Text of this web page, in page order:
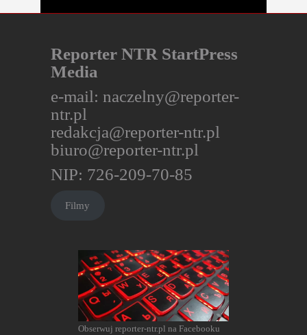
Reporter NTR StartPress
Media
e-mail: naczelny@reporter-
ntr.pl
redakcja@reporter-ntr.pl
biuro@reporter-ntr.pl
NIP: 726-209-70-85
Filmy
Obserwuj reporter-ntr.pl na Facebooku